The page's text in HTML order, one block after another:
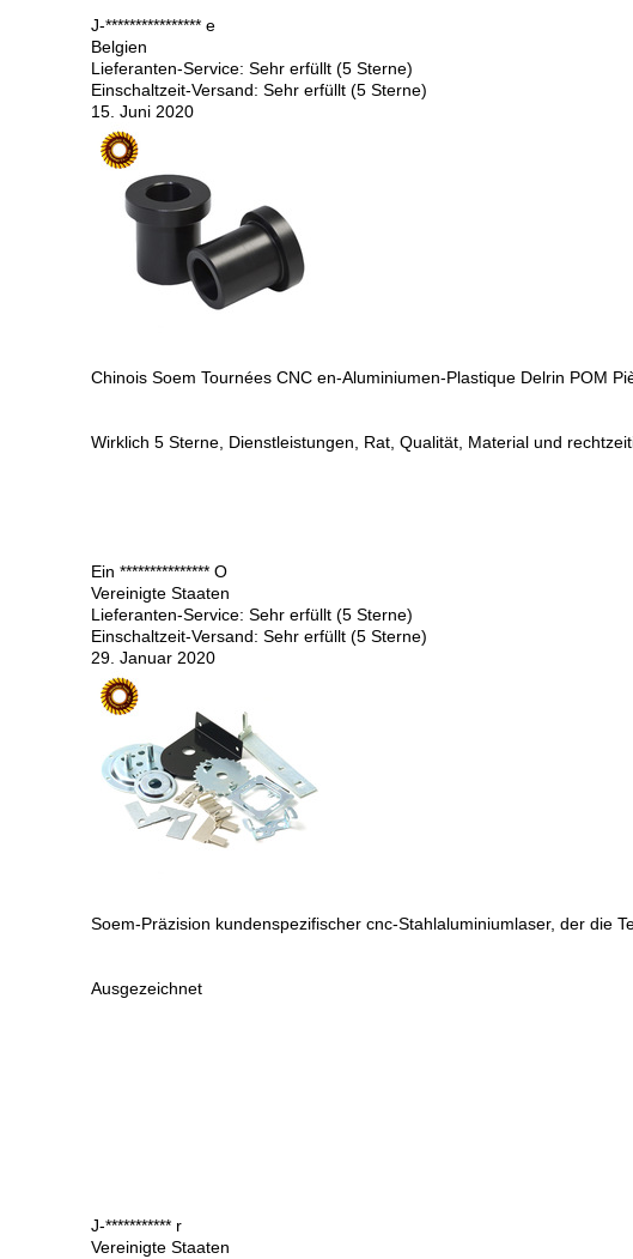
J-**************** e
Belgien
Lieferanten-Service: Sehr erfüllt (5 Sterne)
Einschaltzeit-Versand: Sehr erfüllt (5 Sterne)
15. Juni 2020
Chinois Soem Tournées CNC en-Aluminiumen-Plastique Delrin POM
Wirklich 5 Sterne, Dienstleistungen, Rat, Qualität, Material und
Ein *************** O
Vereinigte Staaten
Lieferanten-Service: Sehr erfüllt (5 Sterne)
Einschaltzeit-Versand: Sehr erfüllt (5 Sterne)
29. Januar 2020
Soem-Präzision kundenspezifischer cnc-Stahlaluminiumlaser, der die
Ausgezeichnet
J-*********** r
Vereinigte Staaten